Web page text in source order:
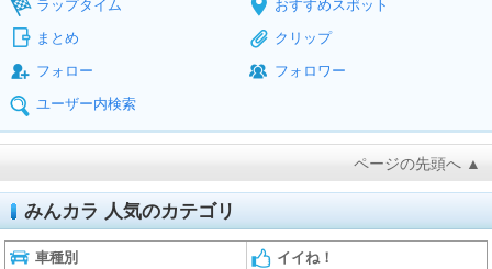
ラップタイム
おすすめスポット
まとめ
クリップ
フォロー
フォロワー
ユーザー内検索
ページの先頭へ ▲
みんカラ 人気のカテゴリ
車種別 イイね！